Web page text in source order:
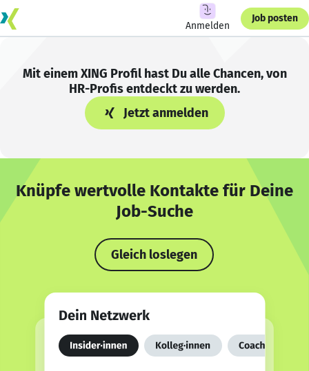
Anmelden
Job posten
Mit einem XING Profil hast Du alle Chancen, von
HR-Profis entdeckt zu werden.
Jetzt anmelden
Knüpfe wertvolle Kontakte für Deine
Job-Suche
Gleich loslegen